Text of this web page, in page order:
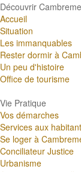
Découvrir
Accueil
Situation
Les immanquables
Rester dormir à
Un peu d'histoire
Office de tourisme
Vie Pratique
Vos démarches
Services aux
Se loger à
Conciliateur Justice
Urbanisme